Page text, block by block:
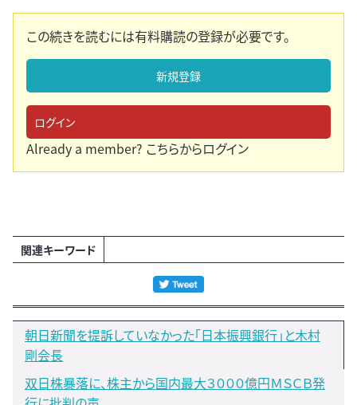
この続きを読むには有料購読の登録が必要です。
新規登録
ログイン
Already a member? こちらからログイン
関連キーワード
朝日新聞を提訴していなかった「日本振興銀行」と木村
剛会長
双日株暴落に、株主から国内最大３０００億円ＭＳＣＢ発